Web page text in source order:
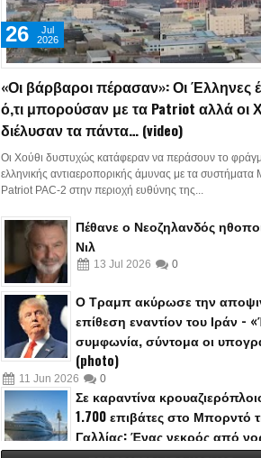
«Οι βάρβαροι πέρασαν»: Οι Έλληνες
ό,τι μπορούσαν με τα Patriot αλλά οι
διέλυσαν τα πάντα… (video)
26
Jul
2026
Οι Χούθι δυστυχώς κατάφεραν να περάσουν το
ελληνικής αντιαεροπορικής άμυνας με τα συστήματα
Patriot PAC-2 στην περιοχή ευθύνης της...
Πέθανε ο Νεοζηλανδός
Νιλ
13 Jul 2026 0
Ο Τραμπ ακύρωσε την
επίθεση εναντίον του Ιράν -
συμφωνία, σύντομα οι
(photo)
11 Jun 2026 0
Σε καραντίνα
1.700 επιβάτες στο Μπορντό
Γαλλίας: Ένας νεκρός από
13 May 2026 0